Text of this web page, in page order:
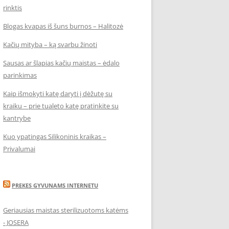
rinktis
Blogas kvapas iš šuns burnos – Halitozė
Kačių mityba – ką svarbu žinoti
Sausas ar šlapias kačių maistas – ėdalo
parinkimas
Kaip išmokyti katę daryti į dėžutę su
kraiku – prie tualeto katę pratinkite su
kantrybe
Kuo ypatingas Silikoninis kraikas –
Privalumai
PREKES GYVUNAMS INTERNETU
Geriausias maistas sterilizuotoms katėms
- JOSERA